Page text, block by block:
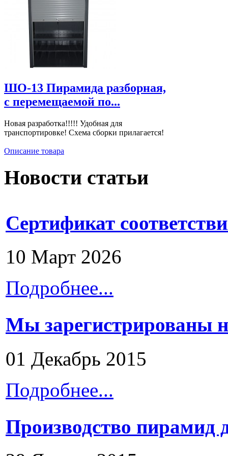
ШО-13 Пирамида разборная,
с перемещаемой по...
Новая разработка!!!!! Удобная для
транспортировке! Схема сборки прилагается!
Описание товара
Новости статьи
Сертификат
10 Март 2026
Подробнее...
Мы зарегистрированы
01 Декабрь 2015
Подробнее...
Производство пирамид